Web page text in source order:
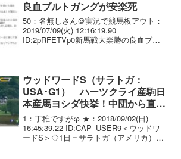
良血ブルトガングが安楽死
50：名無しさん＠実況で競馬板アウト：
2019/07/09(火) 12:16:19.90
ID:2pRFETVp0新馬戦大楽勝の良血ブル
ウッドワードS（サラトガ：
USA･G1） ハーツクライ産駒日
本産馬ヨシダ快挙！中団から直線
外差し切ってダートG1初挑戦初
制覇！
1：丁稚ですがφ ★：2018/09/02(日)
16:45:39.22 ID:CAP_USER9＜ウッドワ
ードS＞◇1日＝サラトガ（アメリカ）